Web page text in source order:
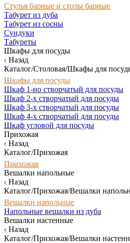
Стулья барные и столы барные
Табурет из дуба
Табурет из сосны
Сундуки
Табуреты
Шкафы для посуды
Назад
Каталог/Столовая/Шкафы для
Шкафы для посуды
Шкаф 1-но створчатый для посуды
Шкаф 2-х створчатый для посуды
Шкаф 3-х створчатый для посуды
Шкаф 4-х створчатый для посуды
Шкаф угловой для посуды
Прихожая
Назад
Каталог/Прихожая
Прихожая
Вешалки напольные
Назад
Каталог/Прихожая/Вешалки
Вешалки напольные
Напольные вешалки из дуба
Вешалки настенные
Назад
Каталог/Прихожая/Вешалки